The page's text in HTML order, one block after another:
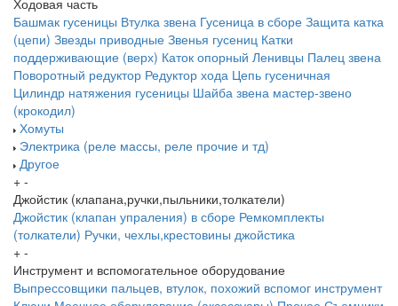
Ходовая часть
Башмак гусеницы Втулка звена Гусеница в сборе Защита катка
(цепи) Звезды приводные Звенья гусениц Катки
поддерживающие (верх) Каток опорный Ленивцы Палец звена
Поворотный редуктор Редуктор хода Цепь гусеничная
Цилиндр натяжения гусеницы Шайба звена мастер-звено
(крокодил)
Хомуты
Электрика (реле массы, реле прочие и тд)
Другое
+ -
Джойстик (клапана,ручки,пыльники,толкатели)
Джойстик (клапан упраления) в сборе Ремкомплекты
(толкатели) Ручки, чехлы,крестовины джойстика
+ -
Инструмент и вспомогательное оборудование
Выпрессовщики пальцев, втулок, похожий вспомог инструмент